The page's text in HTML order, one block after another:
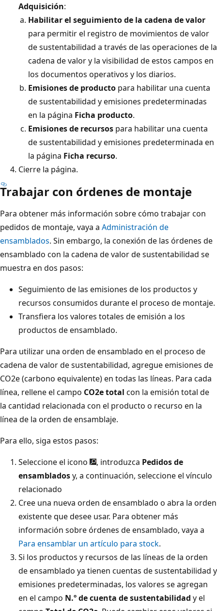
Adquisición:
Habilitar el seguimiento de la cadena de valor
para permitir el registro de movimientos de valor
de sustentabilidad a través de las operaciones de la
cadena de valor y la visibilidad de estos campos en
los documentos operativos y los diarios.
Emisiones de producto para habilitar una cuenta
de sustentabilidad y emisiones predeterminadas
en la página Ficha producto.
Emisiones de recursos para habilitar una cuenta
de sustentabilidad y emisiones predeterminada en
la página Ficha recurso.
Cierre la página.
Trabajar con órdenes de montaje
Para obtener más información sobre cómo trabajar con
pedidos de montaje, vaya a Administración de
ensamblados. Sin embargo, la conexión de las órdenes de
ensamblado con la cadena de valor de sustentabilidad se
muestra en dos pasos:
Seguimiento de las emisiones de los productos y
recursos consumidos durante el proceso de montaje.
Transfiera los valores totales de emisión a los
productos de ensamblado.
Para utilizar una orden de ensamblado en el proceso de
cadena de valor de sustentabilidad, agregue emisiones de
CO2e (carbono equivalente) en todas las líneas. Para cada
línea, rellene el campo CO2e total con la emisión total de
la cantidad relacionada con el producto o recurso en la
línea de la orden de ensamblaje.
Para ello, siga estos pasos:
Seleccione el icono
, introduzca Pedidos de
ensambladosy, a continuación, seleccione el vínculo
relacionado
Cree una nueva orden de ensamblado o abra la orden
existente que desee usar. Para obtener más
información sobre órdenes de ensamblado, vaya a
Para ensamblar un artículo para stock.
Si los productos y recursos de las líneas de la orden
de ensamblado ya tienen cuentas de sustentabilidad y
emisiones predeterminadas, los valores se agregan
en el campo N.º de cuenta de sustentabilidad y el